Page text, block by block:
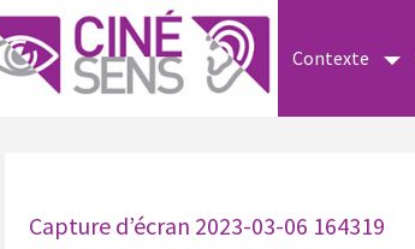
Contexte
Capture d’écran 2023-03-06 164319